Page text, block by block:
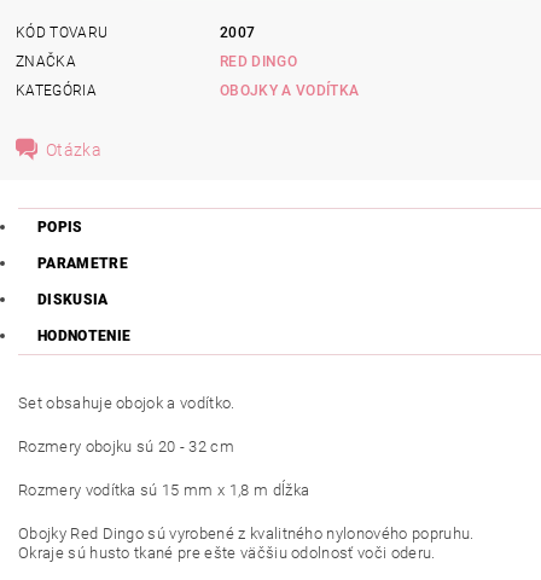
KÓD TOVARU
2007
ZNAČKA
RED DINGO
KATEGÓRIA
OBOJKY A VODÍTKA
Otázka
POPIS
PARAMETRE
DISKUSIA
HODNOTENIE
Set obsahuje obojok a vodítko.
Rozmery obojku sú 20 - 32 cm
Rozmery vodítka sú 15 mm x 1,8 m dĺžka
Obojky Red Dingo sú vyrobené z kvalitného nylonového popruhu.
Okraje sú husto tkané pre ešte väčšiu odolnosť voči oderu.